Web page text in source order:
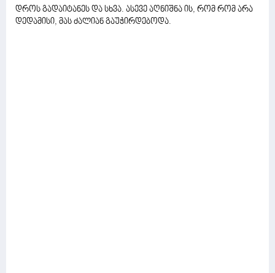
დროს გადაიტანეს და სხვა. ასევე აღნიშნა ის, რომ რომ არა
დედამისი, მას ძალიან გაუჭირდებოდა.